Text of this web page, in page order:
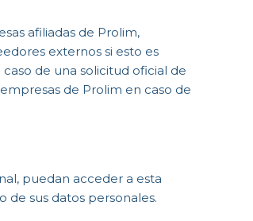
afiliadas de Prolim,
externos si esto es
de una solicitud oficial de
de Prolim en caso de
puedan acceder a esta
sus datos personales.